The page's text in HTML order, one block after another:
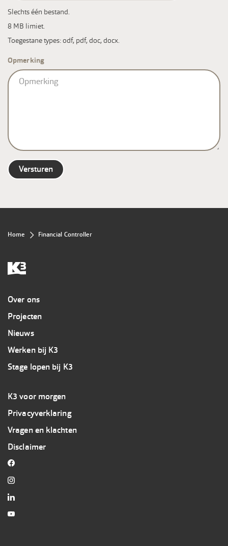
Slechts één bestand.
8 MB limiet.
Toegestane types: odf, pdf, doc, docx.
Opmerking
Kruimelpad
Home Financial Controller
Overig
Over ons
Projecten
Nieuws
Werken bij K3
Stage lopen bij K3
Footer
3
K3
K3 voor morgen
Privacyverklaring
Vragen en klachten
Disclaimer